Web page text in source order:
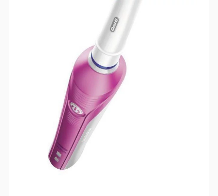
помощью мануальной щетки для зубов.